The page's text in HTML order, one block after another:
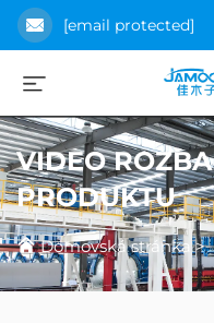
[email protected]
VIDEO
PRODUKTU
Domovská stránka>